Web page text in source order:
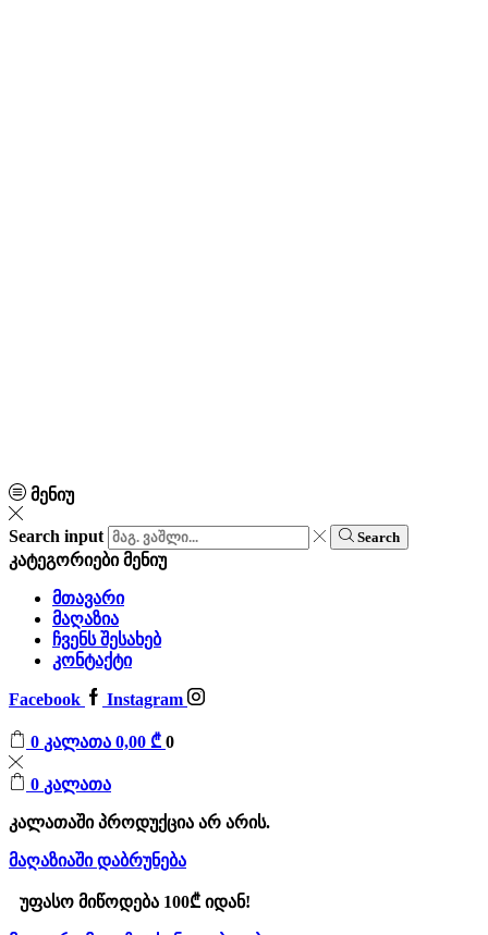
მენიუ
Search input Search
კატეგორიებიმენიუ
მთავარი
მაღაზია
ჩვენს შესახებ
კონტაქტი
Facebook Instagram
0 კალათა 0,00 ₾ 0
0 კალათა
კალათაში პროდუქცია არ არის.
მაღაზიაში დაბრუნება
უფასო მიწოდება 100₾ იდან!